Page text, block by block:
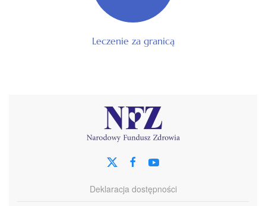
Leczenie za granicą
Deklaracja dostępności